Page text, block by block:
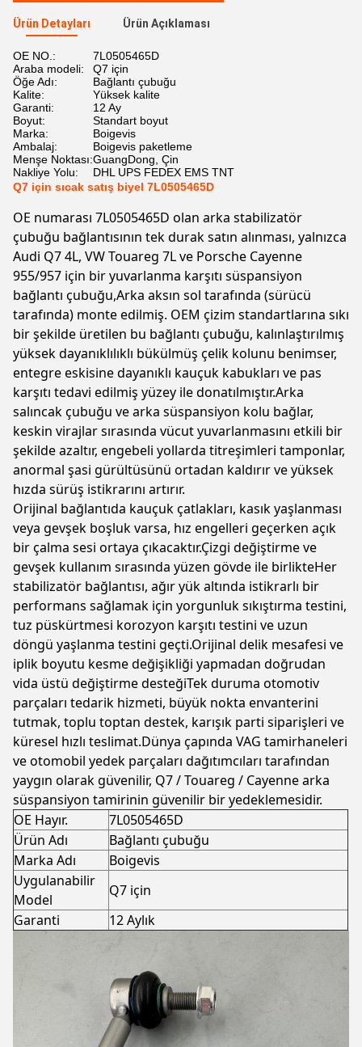
Ürün Detayları Ürün Açıklaması
OE NO.:
7L0505465D
Araba modeli:
Q7 için
Öğe Adı:
Bağlantı çubuğu
Kalite:
Yüksek kalite
Garanti:
12 Ay
Boyut:
Standart boyut
Marka:
Boigevis
Ambalaj:
Boigevis paketleme
Menşe Noktası:GuangDong, Çin
Nakliye Yolu:
DHL UPS FEDEX EMS TNT
Q7 için sıcak satış biyel 7L0505465D
OE numarası 7L0505465D olan arka stabilizatör
çubuğu bağlantısının tek durak satın alınması, yalnızca
Audi Q7 4L, VW Touareg 7L ve Porsche Cayenne
955/957 için bir yuvarlanma karşıtı süspansiyon
bağlantı çubuğu,Arka aksın sol tarafında (sürücü
tarafında) monte edilmiş. OEM çizim standartlarına sıkı
bir şekilde üretilen bu bağlantı çubuğu, kalınlaştırılmış
yüksek dayanıklılıklı bükülmüş çelik kolunu benimser,
entegre eskisine dayanıklı kauçuk kabukları ve pas
karşıtı tedavi edilmiş yüzey ile donatılmıştır.Arka
salıncak çubuğu ve arka süspansiyon kolu bağlar,
keskin virajlar sırasında vücut yuvarlanmasını etkili bir
şekilde azaltır, engebeli yollarda titreşimleri tamponlar,
anormal şasi gürültüsünü ortadan kaldırır ve yüksek
hızda sürüş istikrarını artırır.
Orijinal bağlantıda kauçuk çatlakları, kasık yaşlanması
veya gevşek boşluk varsa, hız engelleri geçerken açık
bir çalma sesi ortaya çıkacaktır.Çizgi değiştirme ve
gevşek kullanım sırasında yüzen gövde ile birlikteHer
stabilizatör bağlantısı, ağır yük altında istikrarlı bir
performans sağlamak için yorgunluk sıkıştırma testini,
tuz püskürtmesi korozyon karşıtı testini ve uzun
döngü yaşlanma testini geçti.Orijinal delik mesafesi ve
iplik boyutu kesme değişikliği yapmadan doğrudan
vida üstü değiştirme desteğiTek duruma otomotiv
parçaları tedarik hizmeti, büyük nokta envanterini
tutmak, toplu toptan destek, karışık parti siparişleri ve
küresel hızlı teslimat.Dünya çapında VAG tamirhaneleri
ve otomobil yedek parçaları dağıtımcıları tarafından
yaygın olarak güvenilir, Q7 / Touareg / Cayenne arka
süspansiyon tamirinin güvenilir bir yedeklemesidir.
OE Hayır.
7L0505465D
Ürün Adı
Bağlantı çubuğu
Marka Adı
Boigevis
Uygulanabilir
Model
Q7 için
Garanti
12 Aylık